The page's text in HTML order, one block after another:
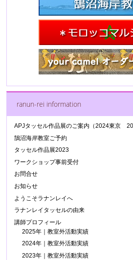
ranun-rei information
APJタッセル作品展のご案内（2024東京
鵠沼海岸教室ご予約
タッセル作品展2023
ワークショップ事前受付
お問合せ
お知らせ
ようこそラナンレイへ
ラナンレイタッセルの由来
講師プロフィール
2025年｜教室外活動実績
2024年｜教室外活動実績
2023年｜教室外活動実績